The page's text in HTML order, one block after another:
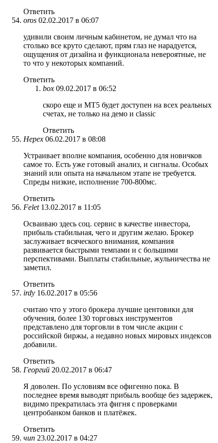
Ответить
oros 02.02.2017 в 06:07
удивили своим личным кабинетом, не думал что на
столько все круто сделают, прям глаз не нарадуется,
ощущения от дизайна и функционала невероятные, не
то что у некоторых компаний.
Ответить
box 09.02.2017 в 06:52
скоро еще и МТ5 будет доступен на всех реальных
счетах, не только на демо и classic
Ответить
Нерех 06.02.2017 в 08:08
Устраивает вполне компания, особенно для новичков
самое то. Есть уже готовый анализ, и сигналы. Особых
знаний или опыта на начальном этапе не требуется.
Спреды низкие, исполнение 700-800мс.
Ответить
Felet 13.02.2017 в 11:05
Осваиваю здесь соц. сервис в качестве инвестора,
прибыль стабильная, чего и другим желаю. Брокер
заслуживает всяческого внимания, компания
развивается быстрыми темпами и с большими
перспективами. Выплаты стабильные, жульничества не
заметил.
Ответить
irdy 16.02.2017 в 05:56
считаю что у этого брокера лучшие центовики для
обучения, более 130 торговых инструментов
представлено для торговли в том числе акции с
российской биржы, а недавно новых мировых индексов
добавили.
Ответить
Георгий 20.02.2017 в 06:47
Я доволен. По условиям все офигенно пока. В
последнее время выводят прибыль вообще без задержек,
видимо прекратилась эта фигня с проверками
центробанком банков и платёжек.
Ответить
чип 23.02.2017 в 04:27